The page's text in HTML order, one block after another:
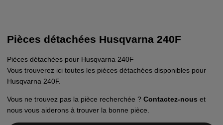
Pièces détachées Husqvarna 240F
Pièces détachées pour Husqvarna 240F
Vous trouverez ici toutes les pièces détachées disponibles pour
Husqvarna 240F.
Vous ne trouvez pas la pièce recherchée ? Contactez-nous et
nous vous aiderons à trouver la bonne pièce.